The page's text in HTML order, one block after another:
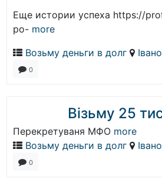
Еще истории успеха https://
po- more
Возьму деньги в долг
0
Візьму 25
Перекретуваня МФО more
Возьму деньги в долг
0